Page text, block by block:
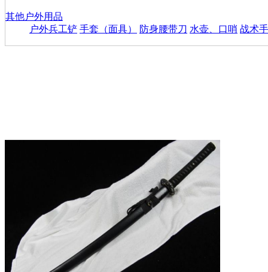
其他户外用品
户外兵工铲 手套（面具） 防身腰带刀 水壶、口哨 战术